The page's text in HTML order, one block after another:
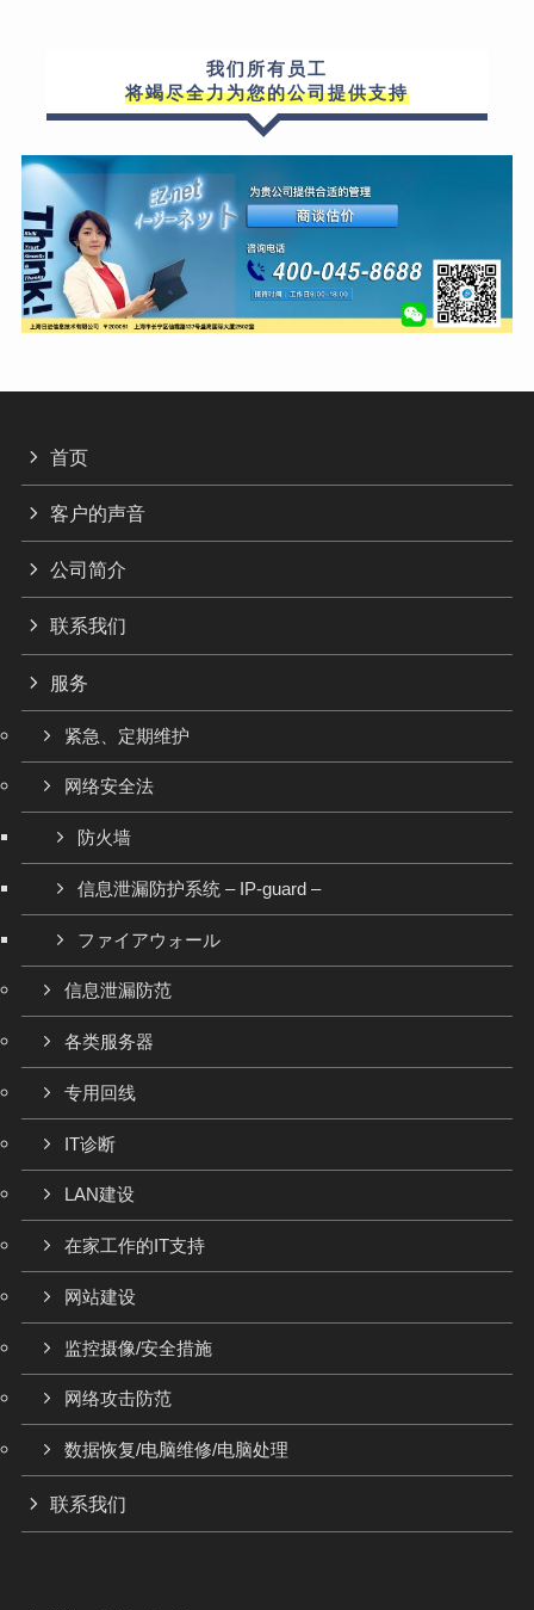
我们所有员工
将竭尽全力为您的公司提供支持
首页
客户的声音
公司简介
联系我们
服务
紧急、定期维护
网络安全法
防火墙
信息泄漏防护系统 – IP-guard –
ファイアウォール
信息泄漏防范
各类服务器
专用回线
IT诊断
LAN建设
在家工作的IT支持
网站建设
监控摄像/安全措施
网络攻击防范
数据恢复/电脑维修/电脑处理
联系我们